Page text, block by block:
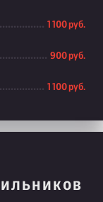
1 100 руб.
900 руб.
1 100 руб.